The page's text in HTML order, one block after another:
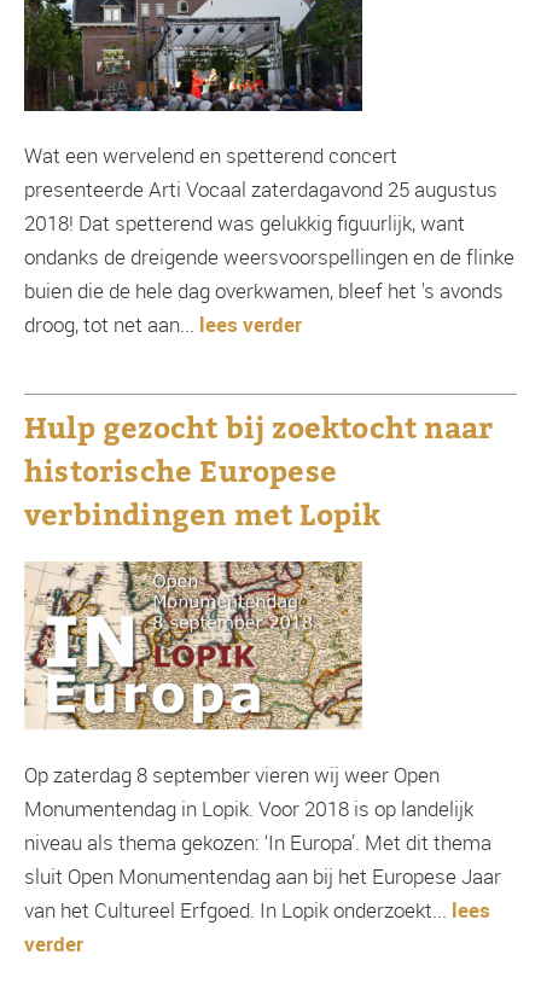
Wat een wervelend en spetterend concert
presenteerde Arti Vocaal zaterdagavond 25 augustus
2018! Dat spetterend was gelukkig figuurlijk, want
ondanks de dreigende weersvoorspellingen en de flinke
buien die de hele dag overkwamen, bleef het 's avonds
droog, tot net aan... lees verder
Hulp gezocht bij zoektocht naar
historische Europese
verbindingen met Lopik
Op zaterdag 8 september vieren wij weer Open
Monumentendag in Lopik. Voor 2018 is op landelijk
niveau als thema gekozen: ‘In Europa’. Met dit thema
sluit Open Monumentendag aan bij het Europese Jaar
van het Cultureel Erfgoed. In Lopik onderzoekt... lees
verder